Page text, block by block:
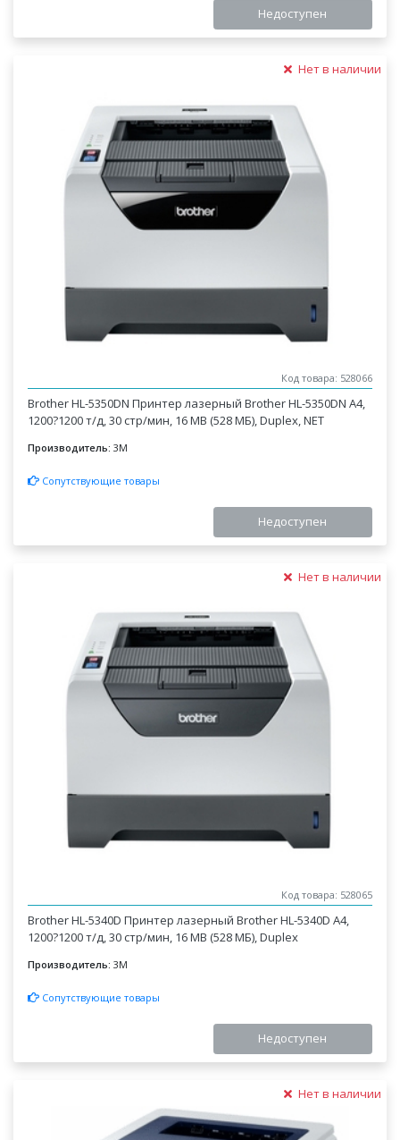
Недоступен
Нет в наличии
Код товара: 528066
Brother HL-5350DN Принтер лазерный Brother HL-5350DN А4,
1200?1200 т/д, 30 стр/мин, 16 MB (528 МБ), Duplex, NET
Производитель: 3M
Сопутствующие товары
Недоступен
Нет в наличии
Код товара: 528065
Brother HL-5340D Принтер лазерный Brother HL-5340D А4,
1200?1200 т/д, 30 стр/мин, 16 MB (528 МБ), Duplex
Производитель: 3M
Сопутствующие товары
Недоступен
Нет в наличии